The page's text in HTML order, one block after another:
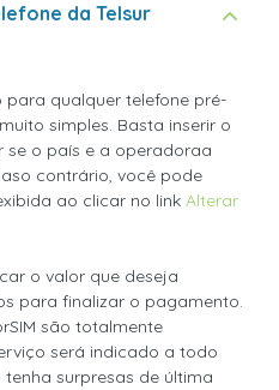
da Telsur
para qualquer telefone pré-
simples. Basta inserir o
se o país e a operadoraa
contrário, você pode
ao clicar no link Alterar
o valor que deseja
para finalizar o pagamento.
são totalmente
será indicado a todo
surpresas de última